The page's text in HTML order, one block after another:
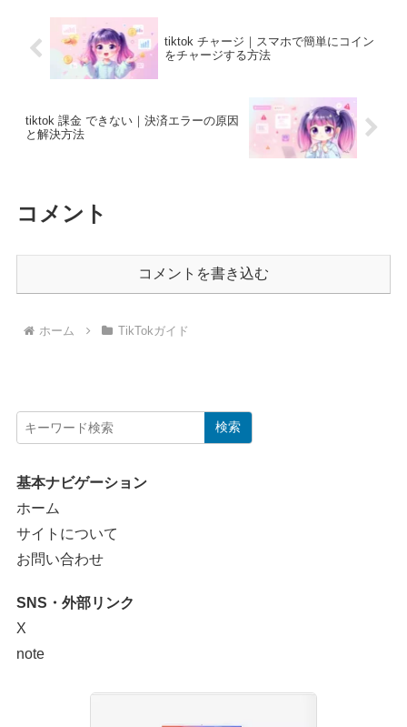
tiktok チャージ｜スマホで簡単にコイン
をチャージする方法
tiktok 課金 できない｜決済エラーの原因
と解決方法
コメント
コメントを書き込む
ホーム TikTokガイド
検索
基本ナビゲーション
ホーム
サイトについて
お問い合わせ
SNS・外部リンク
X
note